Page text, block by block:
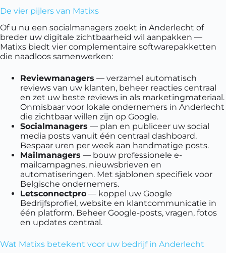
De vier pijlers van Matixs
Of u nu een socialmanagers zoekt in Anderlecht of
breder uw digitale zichtbaarheid wil aanpakken —
Matixs biedt vier complementaire softwarepakketten
die naadloos samenwerken:
Reviewmanagers — verzamel automatisch
reviews van uw klanten, beheer reacties centraal
en zet uw beste reviews in als marketingmateriaal.
Onmisbaar voor lokale ondernemers in Anderlecht
die zichtbaar willen zijn op Google.
Socialmanagers — plan en publiceer uw social
media posts vanuit één centraal dashboard.
Bespaar uren per week aan handmatige posts.
Mailmanagers — bouw professionele e-
mailcampagnes, nieuwsbrieven en
automatiseringen. Met sjablonen specifiek voor
Belgische ondernemers.
Letsconnectpro — koppel uw Google
Bedrijfsprofiel, website en klantcommunicatie in
één platform. Beheer Google-posts, vragen, fotos
en updates centraal.
Wat Matixs betekent voor uw bedrijf in Anderlecht